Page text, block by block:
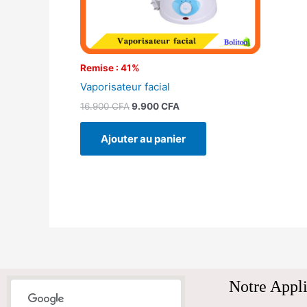
Remise : 41%
Vaporisateur facial
16.900CFA9.900CFA
Ajouter au panier
Notre